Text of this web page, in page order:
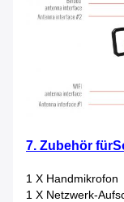
7. Zubehör für
1 X Handmikrofon
1 X Netzwerk-